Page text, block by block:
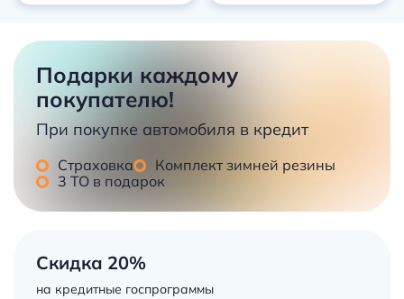
Подарки каждому
покупателю!
При покупке автомобиля в кредит
Страховка
Комплект зимней резины
3 ТО в подарок
Скидка 20%
на кредитные госпрограммы